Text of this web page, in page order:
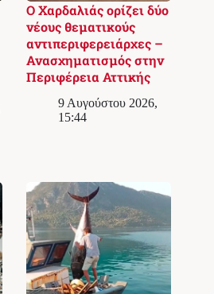
Ο Χαρδαλιάς ορίζει δύο
νέους θεματικούς
αντιπεριφερειάρχες –
Ανασχηματισμός στην
Περιφέρεια Αττικής
9 Αυγούστου 2026,
15:44